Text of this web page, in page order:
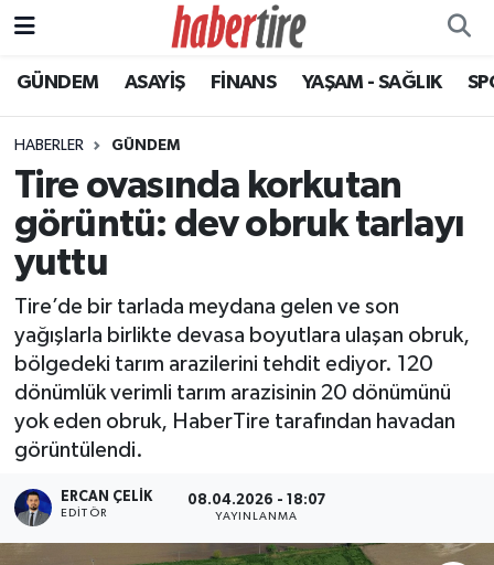
GÜNDEM ASAYİŞ FİNANS YAŞAM - SAĞLIK
HABERLER GÜNDEM
Tire ovasında korkutan
görüntü: dev obruk tarlayı
yuttu
Tire’de bir tarlada meydana gelen ve son
yağışlarla birlikte devasa boyutlara ulaşan obruk,
bölgedeki tarım arazilerini tehdit ediyor. 120
dönümlük verimli tarım arazisinin 20 dönümünü
yok eden obruk, HaberTire tarafından havadan
görüntülendi.
ERCAN ÇELIK
EDITÖR
08.04.2026 - 18:07
YAYINLANMA
Tire Nöbetçi Eczaneler
Tire Hava Durumu
Tire Trafik Yoğunluk Haritası
Süper Lig Puan Durumu ve Fikstür
Tüm Manşetler
Son Dakika Haberleri
Haber Arşivi